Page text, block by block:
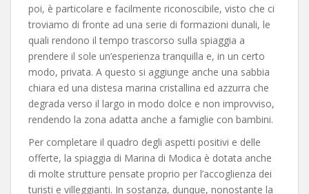
poi, è particolare e facilmente riconoscibile, visto che ci
troviamo di fronte ad una serie di formazioni dunali, le
quali rendono il tempo trascorso sulla spiaggia a
prendere il sole un’esperienza tranquilla e, in un certo
modo, privata. A questo si aggiunge anche una sabbia
chiara ed una distesa marina cristallina ed azzurra che
degrada verso il largo in modo dolce e non improvviso,
rendendo la zona adatta anche a famiglie con bambini.
Per completare il quadro degli aspetti positivi e delle
offerte, la spiaggia di Marina di Modica è dotata anche
di molte strutture pensate proprio per l’accoglienza dei
turisti e villeggianti. In sostanza, dunque, nonostante la